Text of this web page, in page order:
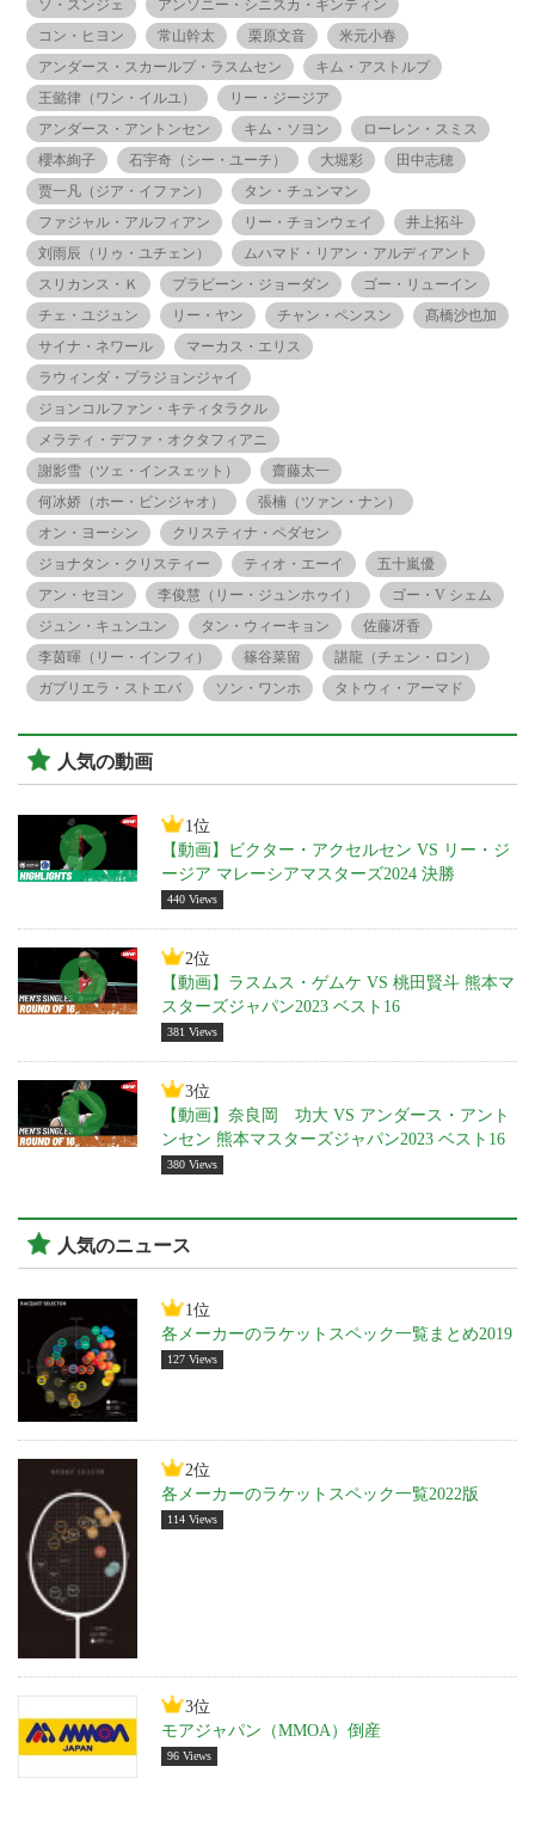
ソ・スンジェ
アンソニー・シニスカ・ギンティン
コン・ヒヨン
常山幹太 栗原文音
米元小春
アンダース・スカールプ・ラスムセン
キム・アストルプ
王懿律（ワン・イルユ）
リー・ジージア
アンダース・アントンセン
キム・ソヨン
ローレン・スミス
櫻本絢子
石宇奇（シー・ユーチ） 大堀彩
田中志穂
贾一凡（ジア・イファン）
タン・チュンマン
ファジャル・アルフィアン
リー・チョンウェイ
井上拓斗
刘雨辰（リゥ・ユチェン）
ムハマド・リアン・アルディアント
スリカンス・Ｋ
プラビーン・ジョーダン
ゴー・リューイン
チェ・ユジュン
リー・ヤン チャン・ペンスン
髙橋沙也加
サイナ・ネワール
マーカス・エリス
ラウィンダ・プラジョンジャイ
ジョンコルファン・キティタラクル
メラティ・デファ・オクタフィアニ
謝影雪（ツェ・インスェット）
齋藤太一
何冰娇（ホー・ビンジャオ）
張楠（ツァン・ナン）
オン・ヨーシン
クリスティナ・ペダセン
ジョナタン・クリスティー
ティオ・エーイ
五十嵐優
アン・セヨン
李俊慧（リー・ジュンホゥイ）
ゴー・V シェム
ジュン・キュンユン
タン・ウィーキョン
佐藤冴香
李茵暉（リー・インフィ）
篠谷菜留
諶龍（チェン・ロン）
ガブリエラ・ストエバ
ソン・ワンホ タトウィ・アーマド
人気の動画
1位
【動画】ビクター・アクセルセン VS リー・ジ
ージア マレーシアマスターズ2024 決勝
440 Views
2位
【動画】ラスムス・ゲムケ VS 桃田賢斗 熊本マ
スターズジャパン2023 ベスト16
381 Views
3位
【動画】奈良岡 功大 VS アンダース・アント
ンセン 熊本マスターズジャパン2023 ベスト16
380 Views
人気のニュース
1位
各メーカーのラケットスペック一覧まとめ2019
127 Views
2位
各メーカーのラケットスペック一覧2022版
114 Views
3位
モアジャパン（MMOA）倒産
96 Views